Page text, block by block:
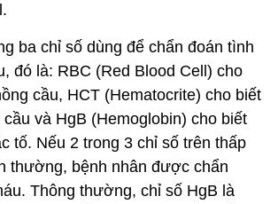
ba chỉ số dùng để chẩn đoán tình
đó là: RBC (Red Blood Cell) cho
cầu, HCT (Hematocrite) cho biết
và HgB (Hemoglobin) cho biết
tố. Nếu 2 trong 3 chỉ số trên thấp
thường, bệnh nhân được chẩn
Thông thường, chỉ số HgB là